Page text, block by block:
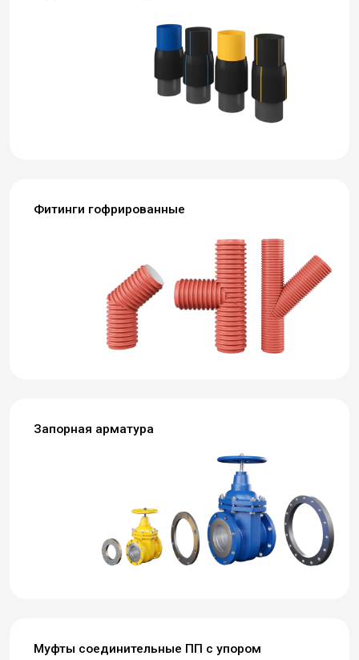
Фитинги гофрированные
Запорная арматура
Муфты соединительные ПП с упором